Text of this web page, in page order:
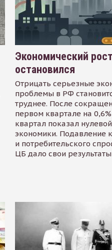
Экономический
остановился
Отрицать серьезные
проблемы в РФ
труднее. После
первом квартале на
квартал показал
экономики. Подавление
и потребительского
ЦБ дало свои результаты